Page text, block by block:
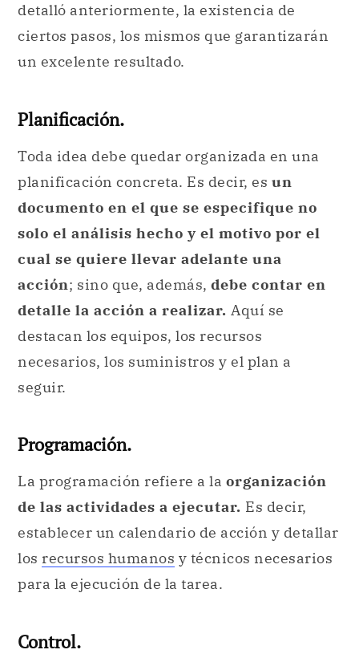
detalló anteriormente, la existencia de
ciertos pasos, los mismos que garantizarán
un excelente resultado.
Planificación.
Toda idea debe quedar organizada en una
planificación concreta. Es decir, es un
documento en el que se especifique no
solo el análisis hecho y el motivo por el
cual se quiere llevar adelante una
acción; sino que, además, debe contar en
detalle la acción a realizar. Aquí se
destacan los equipos, los recursos
necesarios, los suministros y el plan a
seguir.
Programación.
La programación refiere a la organización
de las actividades a ejecutar. Es decir,
establecer un calendario de acción y detallar
los recursos humanos y técnicos necesarios
para la ejecución de la tarea.
Control.